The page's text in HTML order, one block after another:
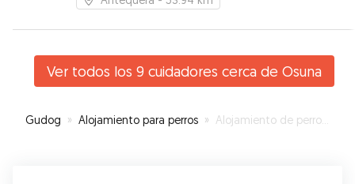
Ver todos los 9 cuidadores cerca de Osuna
Gudog » Alojamiento para perros » Alojamiento de perros en Osuna